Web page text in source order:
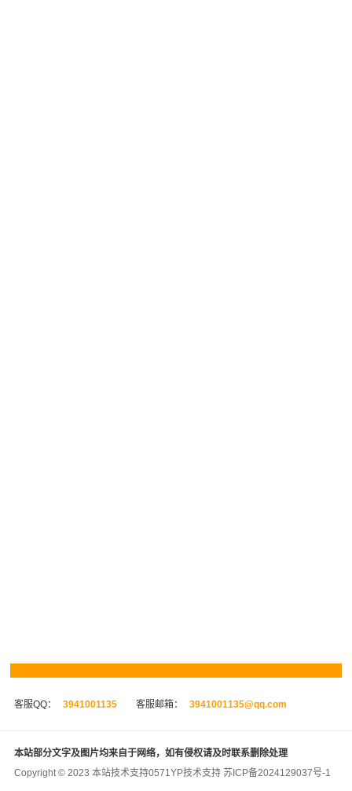
客服QQ： 3941001135 客服邮箱： 3941001135@qq.com
本站部分文字及图片均来自于网络，如有侵权请及时联系删除处理
Copyright © 2023 本站技术支持0571YP技术支持 苏ICP备2024129037号-1